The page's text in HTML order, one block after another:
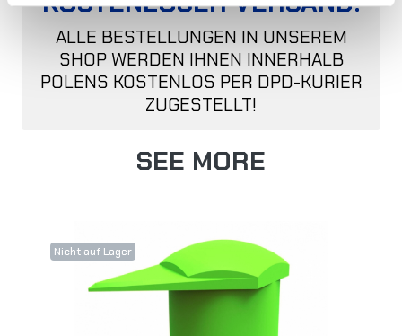
ALLE BESTELLUNGEN IN UNSEREM
SHOP WERDEN IHNEN INNERHALB
POLENS KOSTENLOS PER DPD-KURIER
ZUGESTELLT!
SEE MORE
Nicht auf Lager